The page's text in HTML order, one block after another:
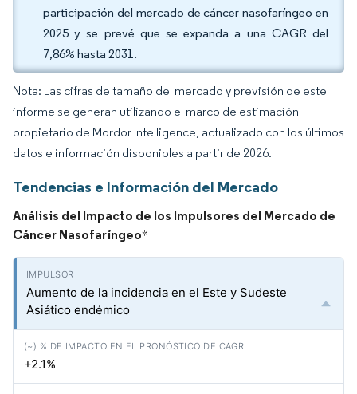
participación del mercado de cáncer nasofaríngeo en
2025 y se prevé que se expanda a una CAGR del
7,86% hasta 2031.
Nota: Las cifras de tamaño del mercado y previsión de este
informe se generan utilizando el marco de estimación
propietario de Mordor Intelligence, actualizado con los últimos
datos e información disponibles a partir de 2026.
Tendencias e Información del Mercado
Análisis del Impacto de los Impulsores del Mercado de
Cáncer Nasofaríngeo*
Aumento de la incidencia en el Este y Sudeste
Asiático endémico
+2.1%